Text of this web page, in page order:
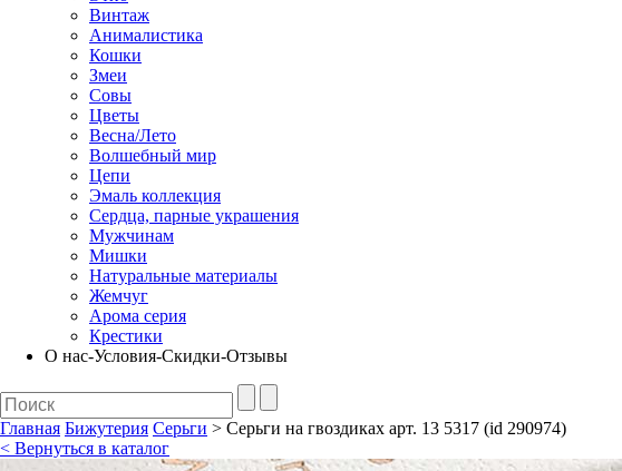
Винтаж
Анималистика
Кошки
Змеи
Совы
Цветы
Весна/Лето
Волшебный мир
Цепи
Эмаль коллекция
Сердца, парные украшения
Мужчинам
Мишки
Натуральные материалы
Жемчуг
Арома серия
Крестики
О нас-Условия-Скидки-Отзывы
Главная Бижутерия Серьги > Серьги на гвоздиках арт. 13 5317 (id 290974)
< Вернуться в каталог